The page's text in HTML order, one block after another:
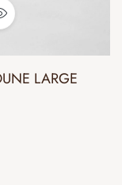
LARGE